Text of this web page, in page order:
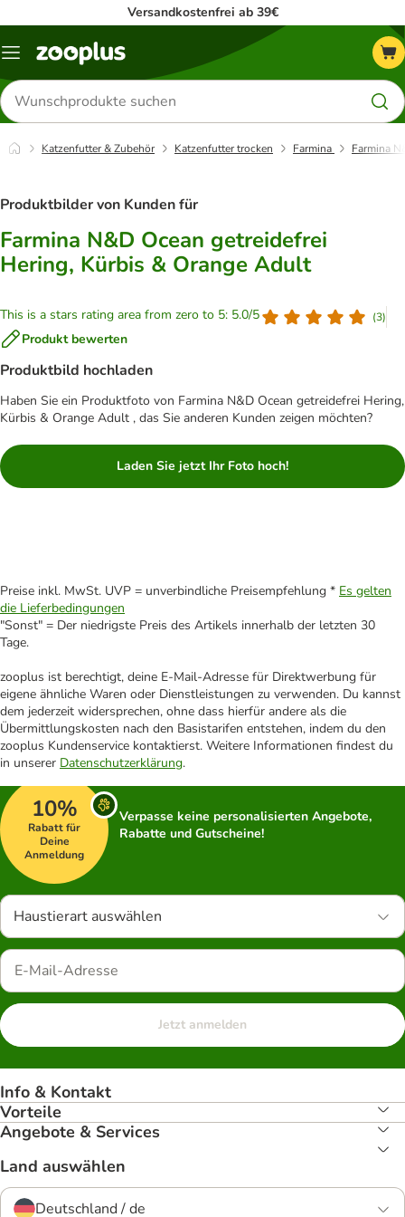
Versandkostenfrei ab 39€
Menü
Produkte
suchen
Katzenfutter & Zubehör Katzenfutter trocken Farmina Farmina
Produktbilder von Kunden für
Farmina N&D Ocean getreidefrei
Hering, Kürbis & Orange Adult
This is a stars rating area from zero to 5: 5.0/5 (3)
Produkt bewerten
Produktbild hochladen
Haben Sie ein Produktfoto von Farmina N&D Ocean getreidefrei Hering,
Kürbis & Orange Adult , das Sie anderen Kunden zeigen möchten?
Laden Sie jetzt Ihr Foto hoch!
Preise inkl. MwSt. UVP = unverbindliche Preisempfehlung * Es gelten
die Lieferbedingungen
"Sonst" = Der niedrigste Preis des Artikels innerhalb der letzten 30
Tage.
zooplus ist berechtigt, deine E-Mail-Adresse für Direktwerbung für
eigene ähnliche Waren oder Dienstleistungen zu verwenden. Du kannst
dem jederzeit widersprechen, ohne dass hierfür andere als die
Übermittlungskosten nach den Basistarifen entstehen, indem du den
zooplus Kundenservice kontaktierst. Weitere Informationen findest du
in unserer Datenschutzerklärung.
10%
Rabatt für
Deine
Anmeldung
Verpasse keine personalisierten Angebote,
Rabatte und Gutscheine!
Haustierart auswählen
Jetzt anmelden
Info & Kontakt
Vorteile
Angebote & Services
Land auswählen
Deutschland / de